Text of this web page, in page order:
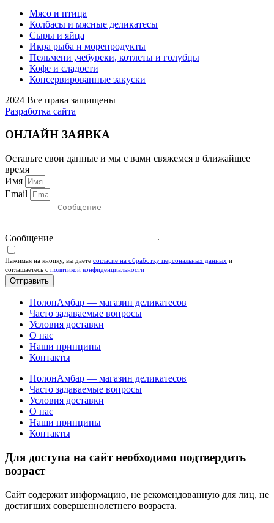
Мясо и птица
Колбасы и мясные деликатесы
Сыры и яйца
Икра рыба и морепродукты
Пельмени ,чебуреки, котлеты и голубцы
Кофе и сладости
Консервированные закуски
2024 Все права защищены
Разработка сайта
ОНЛАЙН ЗАЯВКА
Оставьте свои данные и мы с вами свяжемся в ближайшее
время
Имя
Email
Сообщение
Нажимая на кнопку, вы даете согласие на обработку персональных данных и
соглашаетесь c политикой конфиденциальности
Отправить
ПолонАмбар — магазин деликатесов
Часто задаваемые вопросы
Условия доставки
О нас
Наши принципы
Контакты
ПолонАмбар — магазин деликатесов
Часто задаваемые вопросы
Условия доставки
О нас
Наши принципы
Контакты
Для доступа на сайт необходимо подтвердить
возраст
Сайт содержит информацию, не рекомендованную для лиц, не
достигших совершеннолетнего возраста.